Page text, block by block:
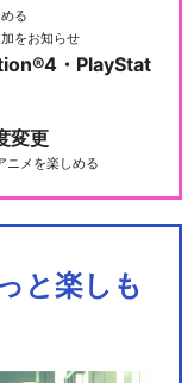
る
をお知らせ
・PlayStat
変更
ニメを楽しめる
と楽しも